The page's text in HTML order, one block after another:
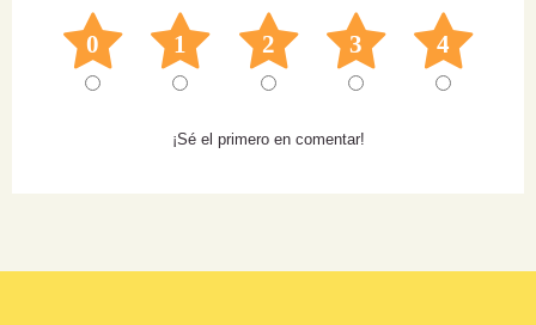
0 1 2 3 4
¡Sé el primero en comentar!